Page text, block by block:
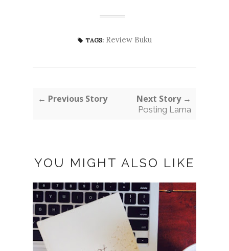
TAGS: Review Buku
← Previous Story Next Story →
Posting Lama
YOU MIGHT ALSO LIKE